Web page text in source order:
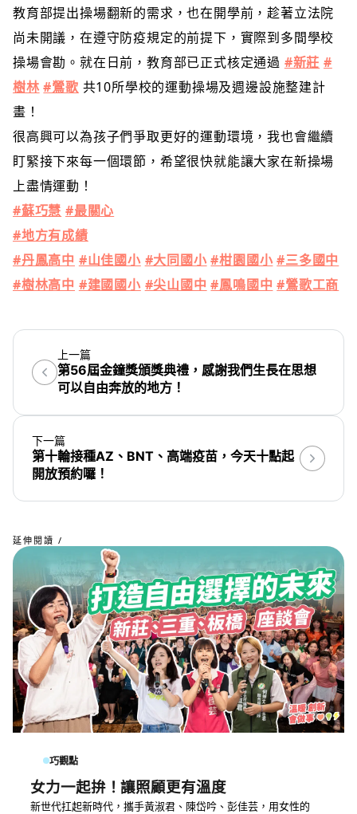
教育部提出操場翻新的需求，也在開學前，趁著立法院
尚未開議，在遵守防疫規定的前提下，實際到多間學校
操場會勘。就在日前，教育部已正式核定通過 #新莊 #
樹林 #鶯歌 共10所學校的運動操場及週邊設施整建計
畫！
很高興可以為孩子們爭取更好的運動環境，我也會繼續
盯緊接下來每一個環節，希望很快就能讓大家在新操場
上盡情運動！
#蘇巧慧 #最關心
#地方有成績
#丹鳳高中 #山佳國小 #大同國小 #柑園國小 #三多國中
#樹林高中 #建國國小 #尖山國中 #鳳鳴國中 #鶯歌工商
上一篇
第56屆金鐘獎頒獎典禮，感謝我們生長在思想
可以自由奔放的地方！
下一篇
第十輪接種AZ、BNT、高端疫苗，今天十點起
開放預約囉！
延伸閱讀 /
巧觀點
女力一起拚！讓照顧更有溫度
新世代扛起新時代，攜手黃淑君、陳岱吟、彭佳芸，用女性的